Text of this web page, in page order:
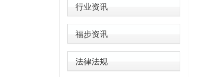
行业资讯
福步资讯
法律法规